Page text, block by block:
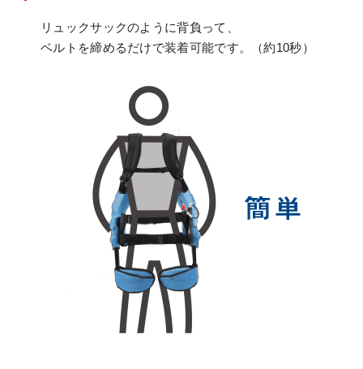
リュックサックのように背負って、
ベルトを締めるだけで装着可能です。（約10秒）